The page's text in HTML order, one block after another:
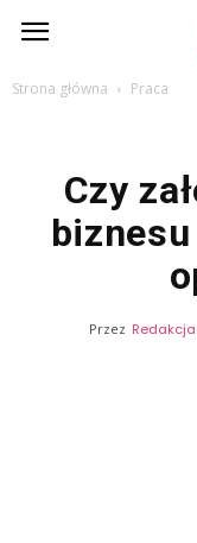
Plotki.pl
Strona główna Praca
Czy
Przez Redakcja